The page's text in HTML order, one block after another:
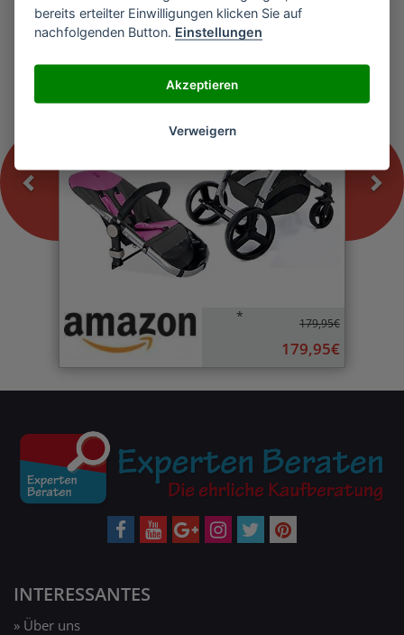
Froggy MAGICA Kinderwagen
* 179,95€
179,95€
INTERESSANTES
» Über uns
bereits erteilter Einwilligungen klicken Sie auf
nachfolgenden Button. Einstellungen
Akzeptieren
Verweigern